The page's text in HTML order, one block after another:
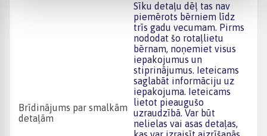
Brīdinājums par smalkām
detaļām
Sīku detaļu dēļ tas nav
piemērots bērniem līdz
trīs gadu vecumam. Pirms
nododat šo rotaļlietu
bērnam, noņemiet visus
iepakojumus un
stiprinājumus. Ieteicams
saglabāt informāciju uz
iepakojuma. Ieteicams
lietot pieaugušo
uzraudzībā. Var būt
nelielas vai asas detaļas,